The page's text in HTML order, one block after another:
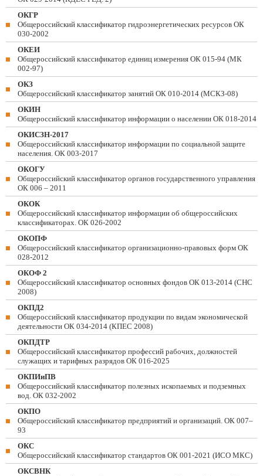
ОКГР
Общероссийский классификатор гидроэнергетических ресурсов ОК
030-2002
ОКЕИ
Общероссийский классификатор единиц измерения ОК 015-94 (МК
002-97)
ОКЗ
Общероссийский классификатор занятий ОК 010-2014 (МСКЗ-08)
ОКИН
Общероссийский классификатор информации о населении ОК 018-2014
ОКИСЗН-2017
Общероссийский классификатор информации по социальной защите
населения. ОК 003-2017
ОКОГУ
Общероссийский классификатор органов государственного управления
ОК 006 – 2011
ОКОК
Общероссийский классификатор информации об общероссийских
классификаторах. ОК 026-2002
ОКОПФ
Общероссийский классификатор организационно-правовых форм ОК
028-2012
ОКОФ 2
Общероссийский классификатор основных фондов ОК 013-2014 (СНС
2008)
ОКПД2
Общероссийский классификатор продукции по видам экономической
деятельности ОК 034-2014 (КПЕС 2008)
ОКПДТР
Общероссийский классификатор профессий рабочих, должностей
служащих и тарифных разрядов ОК 016-2025
ОКПИиПВ
Общероссийский классификатор полезных ископаемых и подземных
вод. ОК 032-2002
ОКПО
Общероссийский классификатор предприятий и организаций. ОК 007–
93
ОКС
Общероссийский классификатор стандартов ОК 001-2021 (ИСО МКС)
ОКСВНК